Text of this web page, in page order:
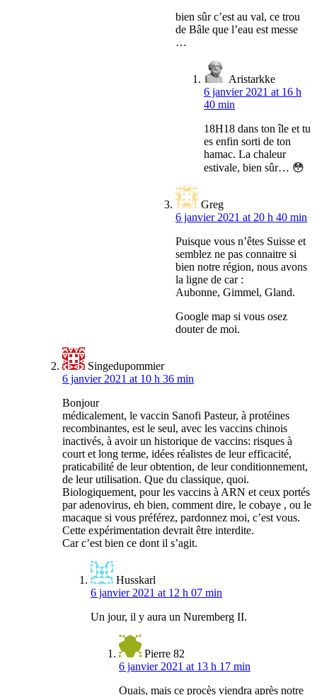
bien sûr c’est au val, ce trou
de Bâle que l’eau est messe
…
Aristarkke
6 janvier 2021 at 16 h
40 min
18H18 dans ton île et tu
es enfin sorti de ton
hamac. La chaleur
estivale, bien sûr… 😳
Greg
6 janvier 2021 at 20 h 40 min
Puisque vous n’êtes Suisse et
semblez ne pas connaitre si
bien notre région, nous avons
la ligne de car :
Aubonne, Gimmel, Gland.
Google map si vous osez
douter de moi.
Singedupommier
6 janvier 2021 at 10 h 36 min
Bonjour
médicalement, le vaccin Sanofi Pasteur, à protéines
recombinantes, est le seul, avec les vaccins chinois
inactivés, à avoir un historique de vaccins: risques à
court et long terme, idées réalistes de leur efficacité,
praticabilité de leur obtention, de leur conditionnement,
de leur utilisation. Que du classique, quoi.
Biologiquement, pour les vaccins à ARN et ceux portés
par adenovirus, eh bien, comment dire, le cobaye , ou le
macaque si vous préférez, pardonnez moi, c’est vous.
Cette expérimentation devrait être interdite.
Car c’est bien ce dont il s’agit.
Husskarl
6 janvier 2021 at 12 h 07 min
Un jour, il y aura un Nuremberg II.
Pierre 82
6 janvier 2021 at 13 h 17 min
Ouais, mais ce procès viendra après notre